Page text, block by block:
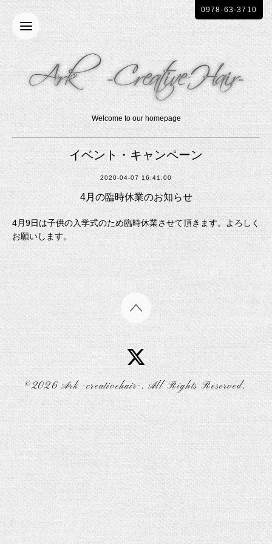
Welcome to our homepage
0978-63-3710
イベント・キャンペーン
2020-04-07 16:41:00
4月の臨時休業のお知らせ
4月9日は子供の入学式のため臨時休業させて頂きます。よろしく
お願いします。
©2026Ark -creativehair-. All Rights Reserved.